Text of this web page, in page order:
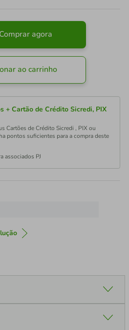
Comprar agora
ao carrinho
+ Cartão de Crédito Sicredi, PIX
Cartões de Crédito Sicredi , PIX ou
pontos suficientes para a compra deste
associados PJ